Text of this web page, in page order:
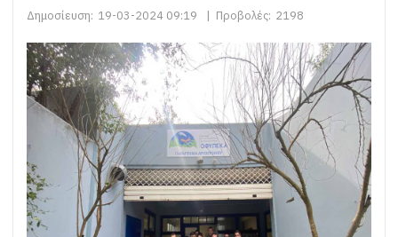
Δημοσίευση: 19-03-2024 09:19 | Προβολές: 2198